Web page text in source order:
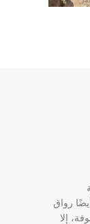
رواق
إلا